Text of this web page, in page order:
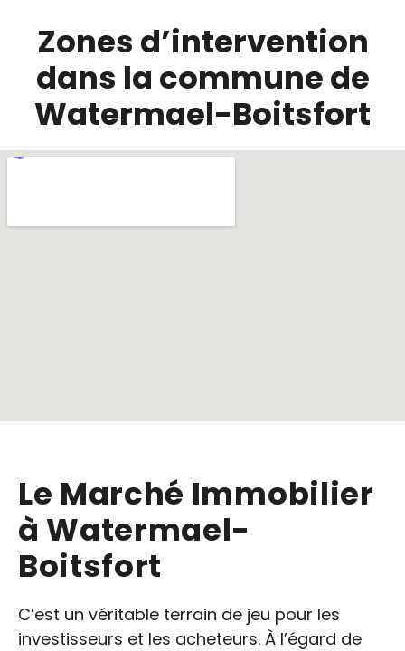
Zones d’intervention
dans la commune de
Watermael-Boitsfort
Le Marché Immobilier
à Watermael-
Boitsfort
C’est un véritable terrain de jeu pour les
investisseurs et les acheteurs. À l’égard de